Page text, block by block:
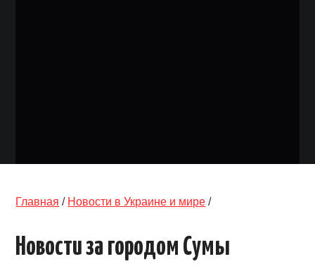
Главная / Новости в Украине и мире /
Новости за городом Сумы